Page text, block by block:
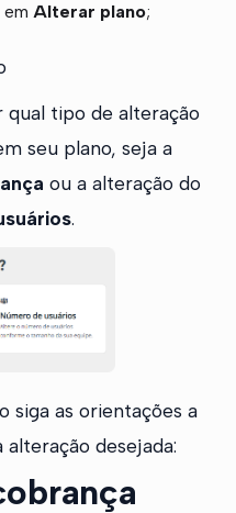
Alterar plano;
qual tipo de alteração
seu plano, seja a
ou a alteração do
.
siga as orientações a
desejada: